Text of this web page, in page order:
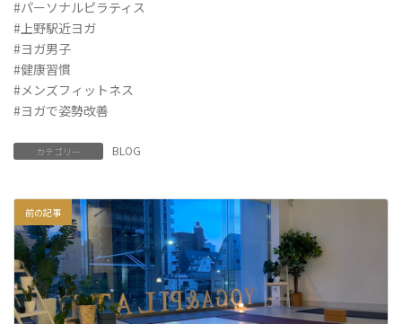
#パーソナルピラティス
#上野駅近ヨガ
#ヨガ男子
#健康習慣
#メンズフィットネス
#ヨガで姿勢改善
カテゴリー BLOG
前の記事